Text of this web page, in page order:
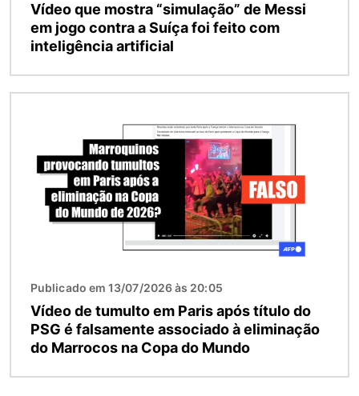
Vídeo que mostra “simulação” de Messi
em jogo contra a Suíça foi feito com
inteligência artificial
Publicado em 13/07/2026 às 20:05
Vídeo de tumulto em Paris após título do
PSG é falsamente associado à eliminação
do Marrocos na Copa do Mundo